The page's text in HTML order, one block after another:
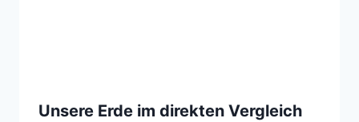
Unsere Erde im direkten Vergleich